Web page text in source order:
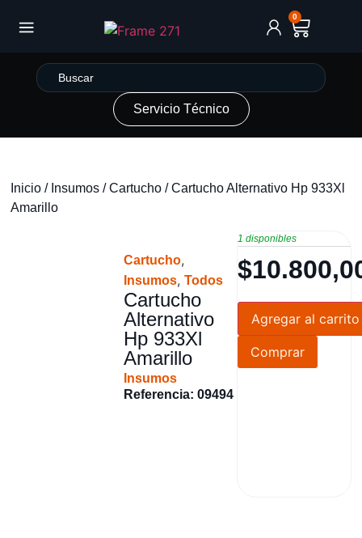
0
Servicio Técnico
Inicio / Insumos /Cartucho / Cartucho Alternativo Hp 933Xl
Amarillo
Cartucho,
Insumos, Todos
Cartucho
Alternativo
Hp 933Xl
Amarillo
Insumos
Referencia: 09494
1 disponibles
$
Agregar al carrito
Comprar